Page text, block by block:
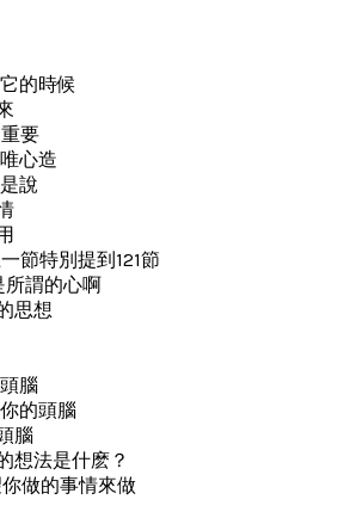
的時候
要
心造
說
節特別提到121節
所謂的心啊
思想
腦
的頭腦
腦
想法是什麽？
做的事情來做